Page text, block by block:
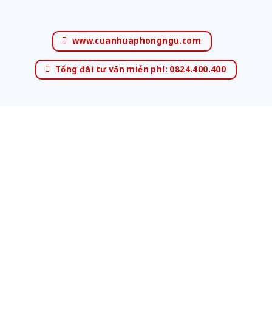
www.cuanhuaphongngu.com
Tổng đài tư vấn miễn phí: 0824.400.400